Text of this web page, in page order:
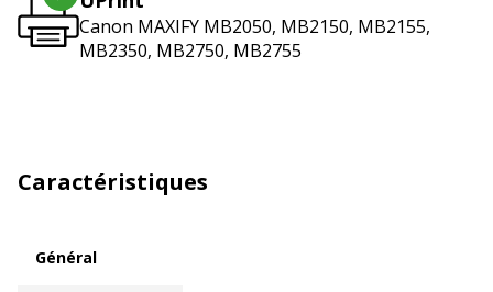
Canon MAXIFY MB2050, MB2150, MB2155,
MB2350, MB2750, MB2755
Caractéristiques
Général